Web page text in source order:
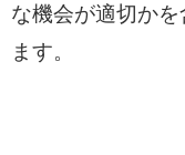
な機会が適切か
ます。